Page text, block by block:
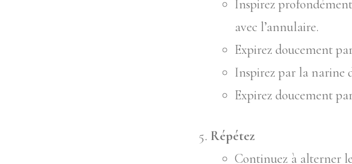
Inspirez
avec l’annulaire.
Expirez doucement
Inspirez par la narine
Expirez doucement
Répétez
Continuez à alterner